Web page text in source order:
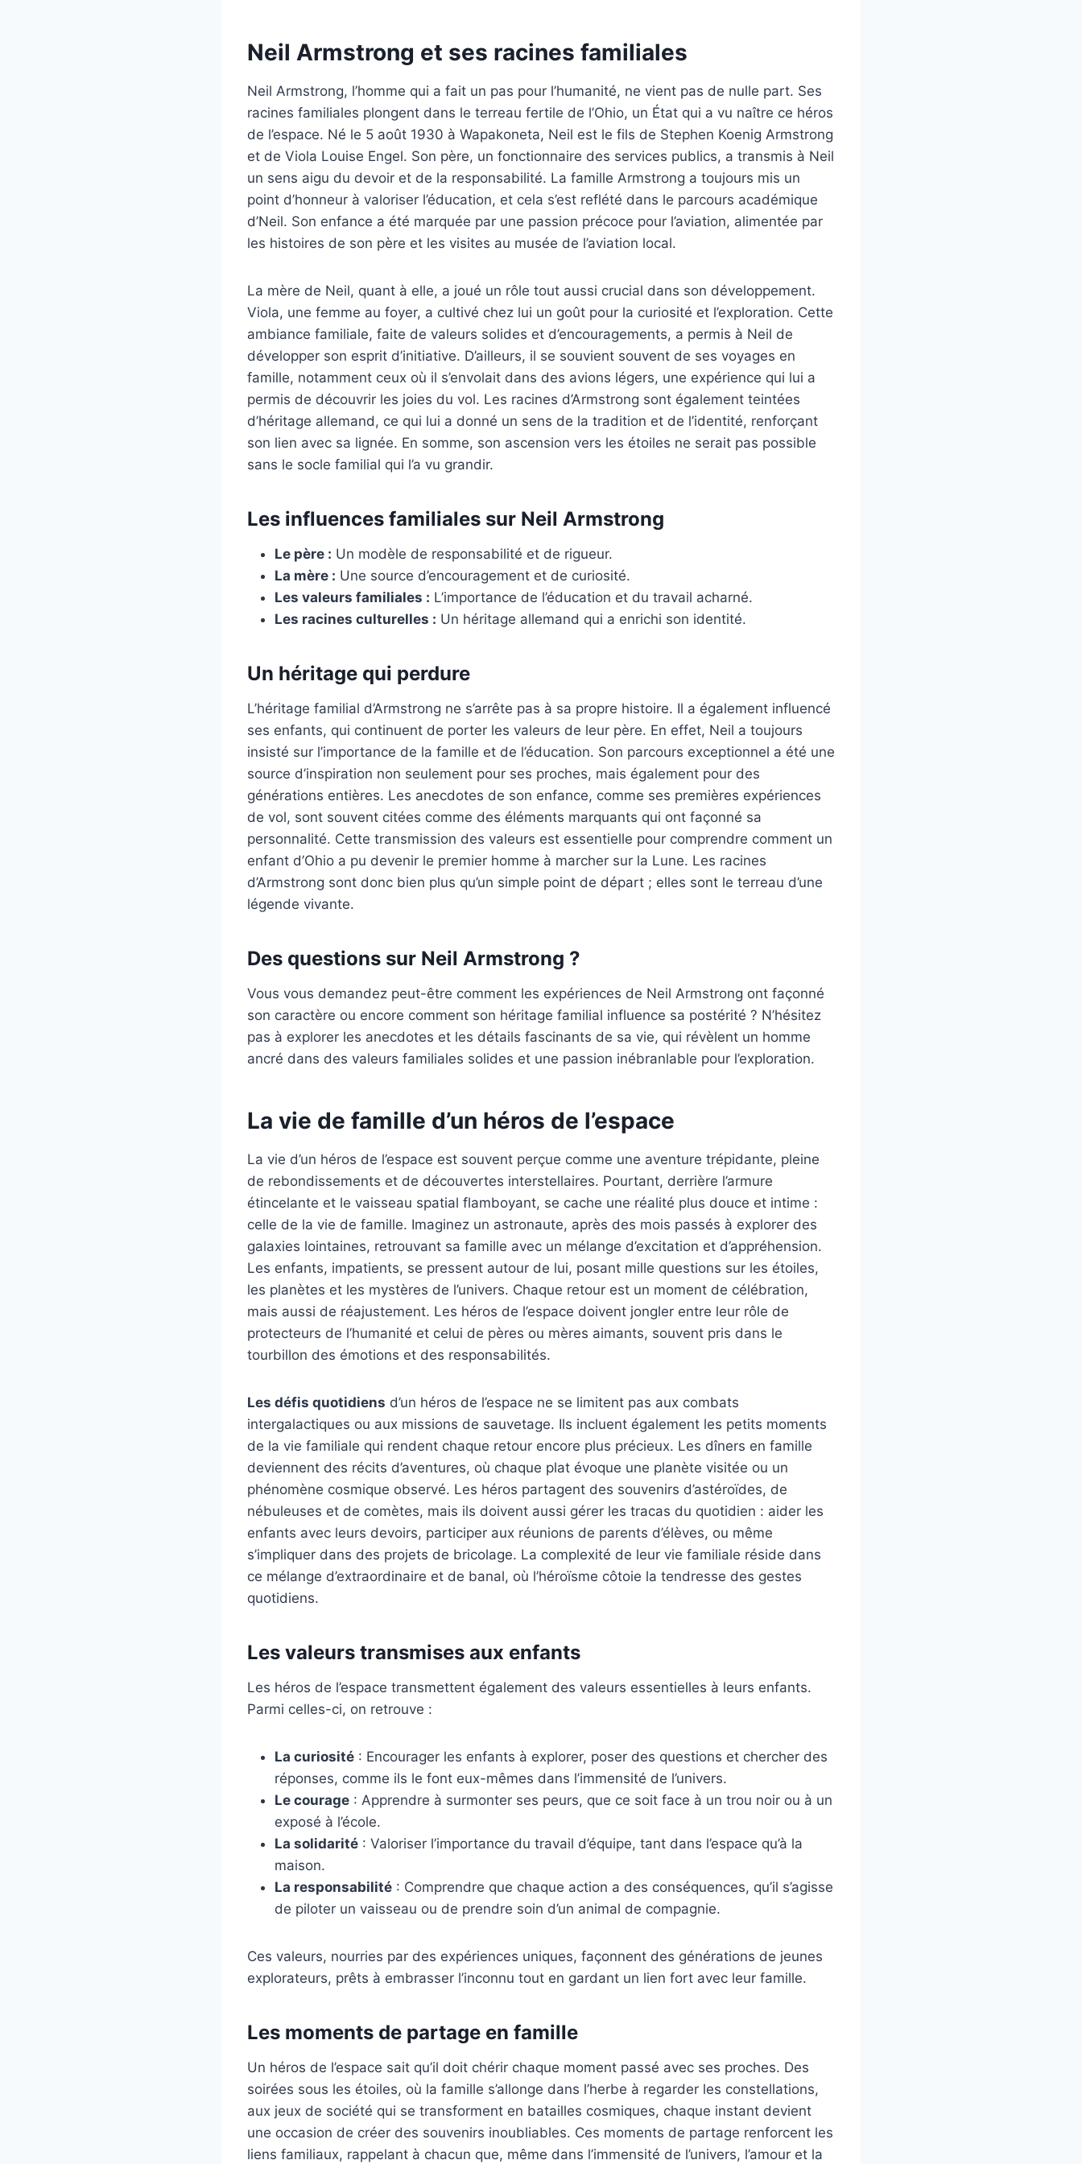
Neil Armstrong et ses racines familiales
Neil Armstrong, l’homme qui a fait un pas pour l’humanité, ne vient pas de nulle part. Ses
racines familiales plongent dans le terreau fertile de l’Ohio, un État qui a vu naître ce héros
de l’espace. Né le 5 août 1930 à Wapakoneta, Neil est le fils de Stephen Koenig Armstrong
et de Viola Louise Engel. Son père, un fonctionnaire des services publics, a transmis à Neil
un sens aigu du devoir et de la responsabilité. La famille Armstrong a toujours mis un
point d’honneur à valoriser l’éducation, et cela s’est reflété dans le parcours académique
d’Neil. Son enfance a été marquée par une passion précoce pour l’aviation, alimentée par
les histoires de son père et les visites au musée de l’aviation local.
La mère de Neil, quant à elle, a joué un rôle tout aussi crucial dans son développement.
Viola, une femme au foyer, a cultivé chez lui un goût pour la curiosité et l’exploration. Cette
ambiance familiale, faite de valeurs solides et d’encouragements, a permis à Neil de
développer son esprit d’initiative. D’ailleurs, il se souvient souvent de ses voyages en
famille, notamment ceux où il s’envolait dans des avions légers, une expérience qui lui a
permis de découvrir les joies du vol. Les racines d’Armstrong sont également teintées
d’héritage allemand, ce qui lui a donné un sens de la tradition et de l’identité, renforçant
son lien avec sa lignée. En somme, son ascension vers les étoiles ne serait pas possible
sans le socle familial qui l’a vu grandir.
Les influences familiales sur Neil Armstrong
Le père : Un modèle de responsabilité et de rigueur.
La mère : Une source d’encouragement et de curiosité.
Les valeurs familiales : L’importance de l’éducation et du travail acharné.
Les racines culturelles : Un héritage allemand qui a enrichi son identité.
Un héritage qui perdure
L’héritage familial d’Armstrong ne s’arrête pas à sa propre histoire. Il a également influencé
ses enfants, qui continuent de porter les valeurs de leur père. En effet, Neil a toujours
insisté sur l’importance de la famille et de l’éducation. Son parcours exceptionnel a été une
source d’inspiration non seulement pour ses proches, mais également pour des
générations entières. Les anecdotes de son enfance, comme ses premières expériences
de vol, sont souvent citées comme des éléments marquants qui ont façonné sa
personnalité. Cette transmission des valeurs est essentielle pour comprendre comment un
enfant d’Ohio a pu devenir le premier homme à marcher sur la Lune. Les racines
d’Armstrong sont donc bien plus qu’un simple point de départ ; elles sont le terreau d’une
légende vivante.
Des questions sur Neil Armstrong ?
Vous vous demandez peut-être comment les expériences de Neil Armstrong ont façonné
son caractère ou encore comment son héritage familial influence sa postérité ? N’hésitez
pas à explorer les anecdotes et les détails fascinants de sa vie, qui révèlent un homme
ancré dans des valeurs familiales solides et une passion inébranlable pour l’exploration.
La vie de famille d’un héros de l’espace
La vie d’un héros de l’espace est souvent perçue comme une aventure trépidante, pleine
de rebondissements et de découvertes interstellaires. Pourtant, derrière l’armure
étincelante et le vaisseau spatial flamboyant, se cache une réalité plus douce et intime :
celle de la vie de famille. Imaginez un astronaute, après des mois passés à explorer des
galaxies lointaines, retrouvant sa famille avec un mélange d’excitation et d’appréhension.
Les enfants, impatients, se pressent autour de lui, posant mille questions sur les étoiles,
les planètes et les mystères de l’univers. Chaque retour est un moment de célébration,
mais aussi de réajustement. Les héros de l’espace doivent jongler entre leur rôle de
protecteurs de l’humanité et celui de pères ou mères aimants, souvent pris dans le
tourbillon des émotions et des responsabilités.
Les défis quotidiens d’un héros de l’espace ne se limitent pas aux combats
intergalactiques ou aux missions de sauvetage. Ils incluent également les petits moments
de la vie familiale qui rendent chaque retour encore plus précieux. Les dîners en famille
deviennent des récits d’aventures, où chaque plat évoque une planète visitée ou un
phénomène cosmique observé. Les héros partagent des souvenirs d’astéroïdes, de
nébuleuses et de comètes, mais ils doivent aussi gérer les tracas du quotidien : aider les
enfants avec leurs devoirs, participer aux réunions de parents d’élèves, ou même
s’impliquer dans des projets de bricolage. La complexité de leur vie familiale réside dans
ce mélange d’extraordinaire et de banal, où l’héroïsme côtoie la tendresse des gestes
quotidiens.
Les valeurs transmises aux enfants
Les héros de l’espace transmettent également des valeurs essentielles à leurs enfants.
Parmi celles-ci, on retrouve :
La curiosité : Encourager les enfants à explorer, poser des questions et chercher des
réponses, comme ils le font eux-mêmes dans l’immensité de l’univers.
Le courage : Apprendre à surmonter ses peurs, que ce soit face à un trou noir ou à un
exposé à l’école.
La solidarité : Valoriser l’importance du travail d’équipe, tant dans l’espace qu’à la
maison.
La responsabilité : Comprendre que chaque action a des conséquences, qu’il s’agisse
de piloter un vaisseau ou de prendre soin d’un animal de compagnie.
Ces valeurs, nourries par des expériences uniques, façonnent des générations de jeunes
explorateurs, prêts à embrasser l’inconnu tout en gardant un lien fort avec leur famille.
Les moments de partage en famille
Un héros de l’espace sait qu’il doit chérir chaque moment passé avec ses proches. Des
soirées sous les étoiles, où la famille s’allonge dans l’herbe à regarder les constellations,
aux jeux de société qui se transforment en batailles cosmiques, chaque instant devient
une occasion de créer des souvenirs inoubliables. Ces moments de partage renforcent les
liens familiaux, rappelant à chacun que, même dans l’immensité de l’univers, l’amour et la